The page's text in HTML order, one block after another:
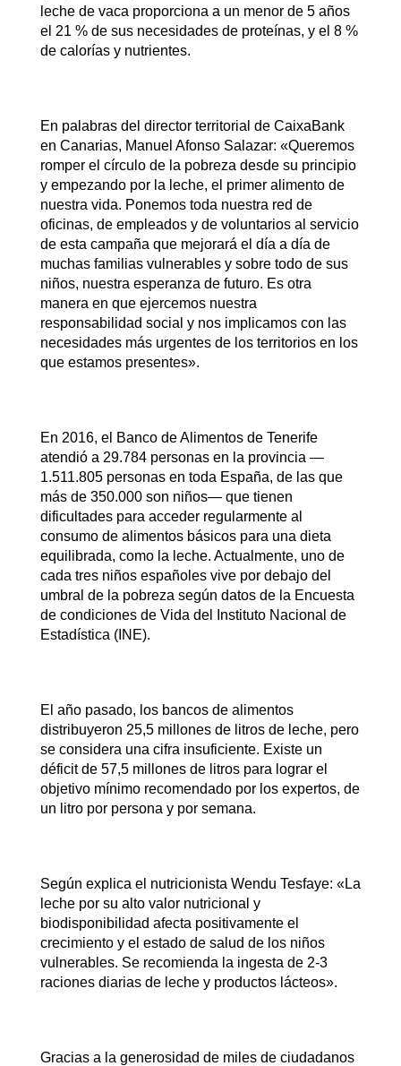
leche de vaca proporciona a un menor de 5 años
el 21 % de sus necesidades de proteínas, y el 8 %
de calorías y nutrientes.
En palabras del director territorial de CaixaBank
en Canarias, Manuel Afonso Salazar: «Queremos
romper el círculo de la pobreza desde su principio
y empezando por la leche, el primer alimento de
nuestra vida. Ponemos toda nuestra red de
oficinas, de empleados y de voluntarios al servicio
de esta campaña que mejorará el día a día de
muchas familias vulnerables y sobre todo de sus
niños, nuestra esperanza de futuro. Es otra
manera en que ejercemos nuestra
responsabilidad social y nos implicamos con las
necesidades más urgentes de los territorios en los
que estamos presentes».
En 2016, el Banco de Alimentos de Tenerife
atendió a 29.784 personas en la provincia —
1.511.805 personas en toda España, de las que
más de 350.000 son niños— que tienen
dificultades para acceder regularmente al
consumo de alimentos básicos para una dieta
equilibrada, como la leche. Actualmente, uno de
cada tres niños españoles vive por debajo del
umbral de la pobreza según datos de la Encuesta
de condiciones de Vida del Instituto Nacional de
Estadística (INE).
El año pasado, los bancos de alimentos
distribuyeron 25,5 millones de litros de leche, pero
se considera una cifra insuficiente. Existe un
déficit de 57,5 millones de litros para lograr el
objetivo mínimo recomendado por los expertos, de
un litro por persona y por semana.
Según explica el nutricionista Wendu Tesfaye: «La
leche por su alto valor nutricional y
biodisponibilidad afecta positivamente el
crecimiento y el estado de salud de los niños
vulnerables. Se recomienda la ingesta de 2-3
raciones diarias de leche y productos lácteos».
Gracias a la generosidad de miles de ciudadanos